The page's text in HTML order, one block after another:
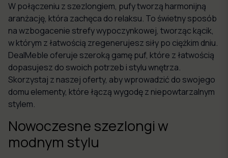
W połączeniu z szezlongiem, pufy tworzą harmonijną
aranżację, która zachęca do relaksu. To świetny sposób
na wzbogacenie strefy wypoczynkowej, tworząc kącik,
w którym z łatwością zregenerujesz siły po ciężkim dniu.
DealMeble oferuje szeroką gamę puf, które z łatwością
dopasujesz do swoich potrzeb i stylu wnętrza.
Skorzystaj z naszej oferty, aby wprowadzić do swojego
domu elementy, które łączą wygodę z niepowtarzalnym
stylem.
Nowoczesne szezlongi w
modnym stylu